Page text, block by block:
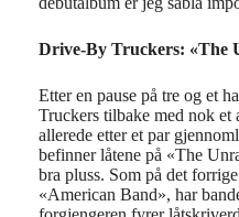
Drive-By Truckers: «The
Etter en pause på tre og et
Truckers tilbake med nok et
allerede etter et par
befinner låtene på «The
bra pluss. Som på det
«American Band», har